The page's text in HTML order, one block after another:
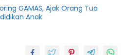
GAMAS, Ajak Orang Tua
Anak